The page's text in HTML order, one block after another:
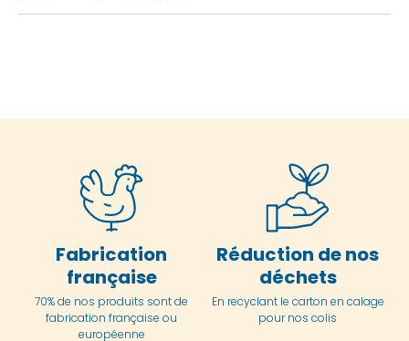
Fabrication
française
70% de nos produits sont de
fabrication française ou
européenne
Réduction de nos
déchets
En recyclant le carton en calage
pour nos colis